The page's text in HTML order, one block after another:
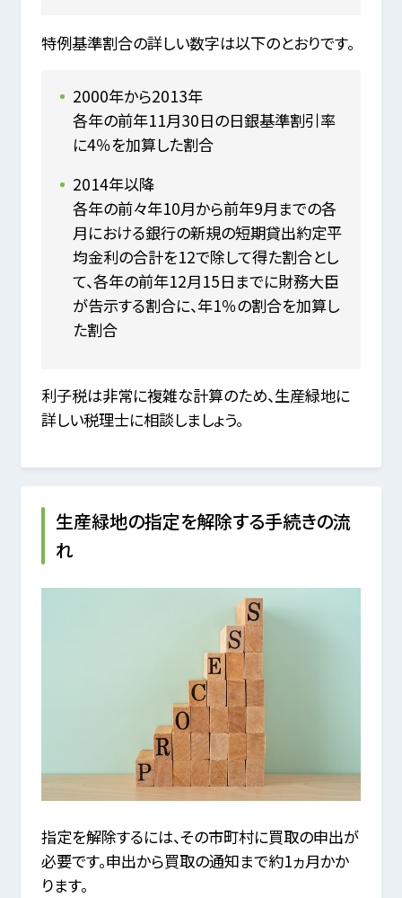
特例基準割合の詳しい数字は以下のとおりです。
2000年から2013年
各年の前年11月30日の日銀基準割引率
に4％を加算した割合
2014年以降
各年の前々年10月から前年9月までの各
月における銀行の新規の短期貸出約定平
均金利の合計を12で除して得た割合とし
て、各年の前年12月15日までに財務大臣
が告示する割合に、年1％の割合を加算し
た割合
利子税は非常に複雑な計算のため、生産緑地に
詳しい税理士に相談しましょう。
生産緑地の指定を解除する手続きの流
れ
指定を解除するには、その市町村に買取の申出が
必要です。申出から買取の通知まで約1ヵ月かか
ります。